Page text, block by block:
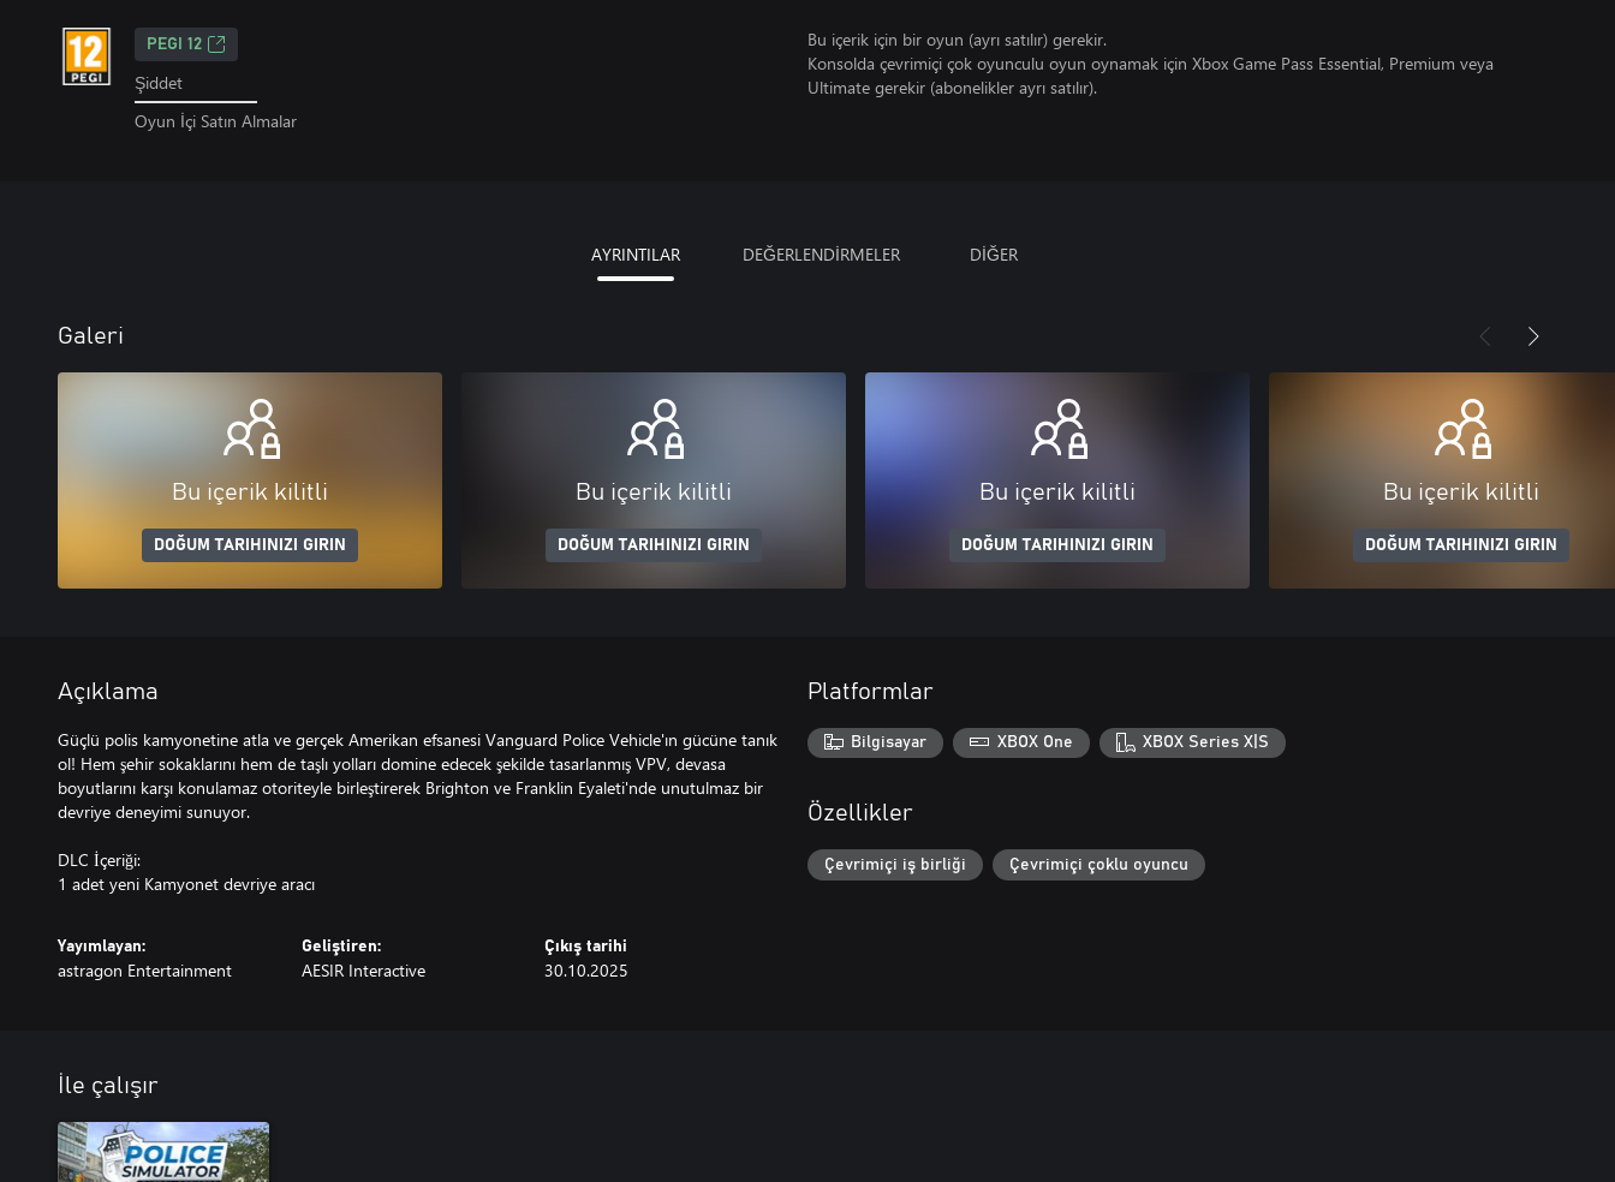
PEGI 12
Şiddet
Oyun İçi Satın Almalar
Bu içerik için bir oyun (ayrı satılır) gerekir.
Konsolda çevrimiçi çok oyunculu oyun oynamak için Xbox Game Pass Essential, Premium veya
Ultimate gerekir (abonelikler ayrı satılır).
AYRINTILAR DEĞERLENDİRMELER DİĞER
Galeri
Bu içerik kilitli
DOĞUM TARIHINIZI GIRIN
Bu içerik kilitli
DOĞUM TARIHINIZI GIRIN
Bu içerik kilitli
DOĞUM TARIHINIZI GIRIN
Bu içerik kilitli
DOĞUM TARIHINIZI GIRIN
Açıklama
Güçlü polis kamyonetine atla ve gerçek Amerikan efsanesi Vanguard Police Vehicle'ın gücüne tanık
ol! Hem şehir sokaklarını hem de taşlı yolları domine edecek şekilde tasarlanmış VPV, devasa
boyutlarını karşı konulamaz otoriteyle birleştirerek Brighton ve Franklin Eyaleti'nde unutulmaz bir
devriye deneyimi sunuyor.
DLC İçeriği:
1 adet yeni Kamyonet devriye aracı
Yayımlayan:
astragon Entertainment
Geliştiren:
AESIR Interactive
Çıkış tarihi
30.10.2025
Platformlar
Bilgisayar XBOX One XBOX Series X|S
Özellikler
Çevrimiçi iş birliği Çevrimiçi çoklu oyuncu
İle çalışır